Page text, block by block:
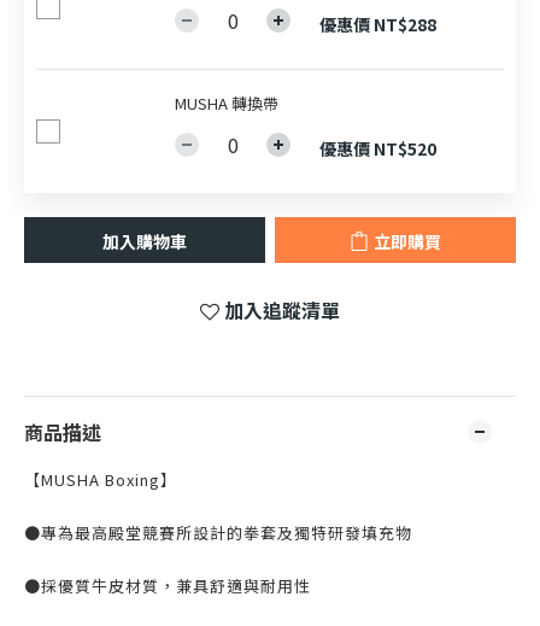
優惠價 NT$288
MUSHA 轉換帶
優惠價 NT$520
加入購物車 立即購買
加入追蹤清單
商品描述
【MUSHA Boxing】
●專為最高殿堂競賽所設計的拳套及獨特研發填充物
●採優質牛皮材質，兼具舒適與耐用性